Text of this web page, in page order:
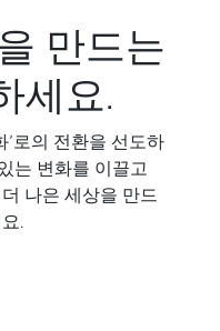
만드는
세요.
’로의 전환을 선도하
는 변화를 이끌고
나은 세상을 만드
.